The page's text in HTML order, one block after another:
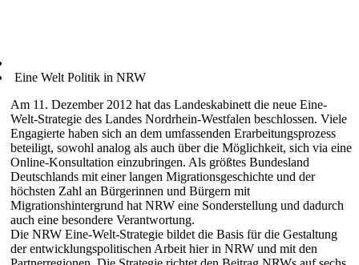
Eine Welt Politik in NRW
Am 11. Dezember 2012 hat das Landeskabinett die neue Eine-
Welt-Strategie des Landes Nordrhein-Westfalen beschlossen. Viele
Engagierte haben sich an dem umfassenden Erarbeitungsprozess
beteiligt, sowohl analog als auch über die Möglichkeit, sich via eine
Online-Konsultation einzubringen. Als größtes Bundesland
Deutschlands mit einer langen Migrationsgeschichte und der
höchsten Zahl an Bürgerinnen und Bürgern mit
Migrationshintergrund hat NRW eine Sonderstellung und dadurch
auch eine besondere Verantwortung.
Die NRW Eine-Welt-Strategie bildet die Basis für die Gestaltung
der entwicklungspolitischen Arbeit hier in NRW und mit den